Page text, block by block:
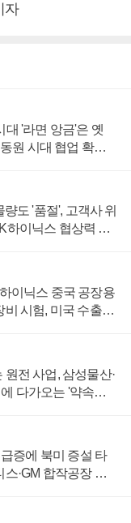
자
대 '라면 앙금'은 옛
원 시대 협업 확대
도 '품절', 고객사 위
하이닉스 협상력 더
이닉스 중국 공장용
비 시험, 미국 수출통
전 사업, 삼성물산·
다가오는 '약속의
증에 북미 증설 타
·GM 합작공장 건